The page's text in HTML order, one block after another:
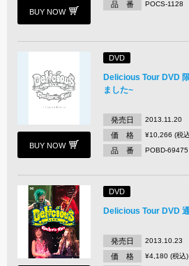
BUY NOW
品 番 POCS-1128
BUY NOW
DVD
Delicious Tour DVD
ました~
発売日 2013.11.20
価 格 ¥10,266 (税
品 番 POBD-69475
DVD
Delicious Tour DVD
発売日 2013.10.23
価 格 ¥4,180 (税込)